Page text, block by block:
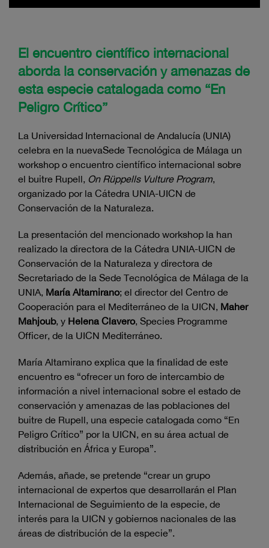
El encuentro científico internacional
aborda la conservación y amenazas de
esta especie catalogada como “En
Peligro Crítico”
La Universidad Internacional de Andalucía (UNIA)
celebra en la nuevaSede Tecnológica de Málaga un
workshop o encuentro científico internacional sobre
el buitre Rupell, On Rüppells Vulture Program,
organizado por la Cátedra UNIA-UICN de
Conservación de la Naturaleza.
La presentación del mencionado workshop la han
realizado la directora de la Cátedra UNIA-UICN de
Conservación de la Naturaleza y directora de
Secretariado de la Sede Tecnológica de Málaga de la
UNIA, María Altamirano; el director del Centro de
Cooperación para el Mediterráneo de la UICN, Maher
Mahjoub, y Helena Clavero, Species Programme
Officer, de la UICN Mediterráneo.
María Altamirano explica que la finalidad de este
encuentro es “ofrecer un foro de intercambio de
información a nivel internacional sobre el estado de
conservación y amenazas de las poblaciones del
buitre de Rupell, una especie catalogada como “En
Peligro Crítico” por la UICN, en su área actual de
distribución en África y Europa”.
Además, añade, se pretende “crear un grupo
internacional de expertos que desarrollarán el Plan
Internacional de Seguimiento de la especie, de
interés para la UICN y gobiernos nacionales de las
áreas de distribución de la especie”.